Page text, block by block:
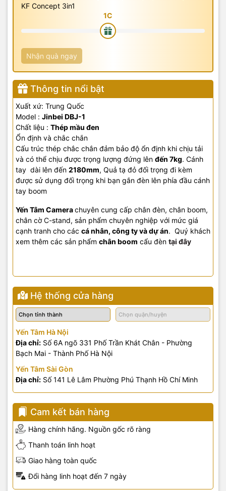
KF Concept 3in1
Nhận quà ngay
Thông tin nổi bật
Xuất xứ: Trung Quốc
Model : Jinbei DBJ-1
Chất liệu : Thép mầu đen
Ổn định và chắc chắn
Cấu trúc thép chắc chắn đảm bảo độ ổn định khi chịu tải
và có thể chịu được trọng lượng đứng lên đến 7kg. Cánh
tay dài lên đến 2180mm, Quả tạ đỏ đối trọng đi kèm
được sử dụng đối trọng khi bạn gắn đèn lên phía đầu cánh
tay boom
Yến Tâm Camerachuyên cung cấp chân đèn, chân boom,
chân cờ C-stand, sản phẩm chuyên nghiệp với mức giá
cạnh tranh cho các cá nhân, công ty và dự án. Quý khách
xem thêm các sản phẩm chân boom cẩu đèn tại đây
Hệ thống cửa hàng
Yến Tâm Hà Nội
Địa chỉ: Số 6A ngõ 331 Phố Trần Khát Chân - Phường
Bạch Mai - Thành Phố Hà Nội
Yến Tâm Sài Gòn
Địa chỉ: Số 141 Lê Lâm Phường Phú Thạnh Hồ Chí Minh
Cam kết bán hàng
Hàng chính hãng. Nguồn gốc rõ ràng
Thanh toán linh hoạt
Giao hàng toàn quốc
Đổi hàng linh hoạt đến 7 ngày